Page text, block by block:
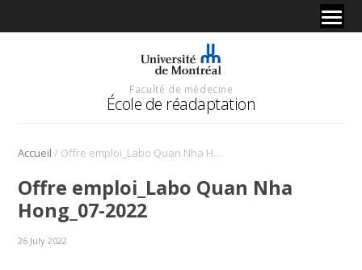
Faculté de médecine
École de réadaptation
Accueil / Offre emploi_Labo Quan Nha Hong_07-2022
Offre emploi_Labo Quan Nha
Hong_07-2022
26 July 2022